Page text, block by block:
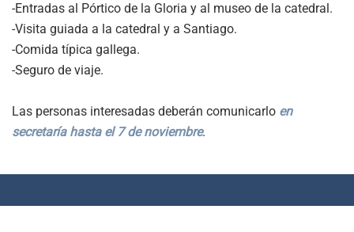
-Entradas al Pórtico de la Gloria y al museo de la catedral.
-Visita guiada a la catedral y a Santiago.
-Comida típica gallega.
-Seguro de viaje.
Las personas interesadas deberán comunicarlo en
secretaría hasta el 7 de noviembre.